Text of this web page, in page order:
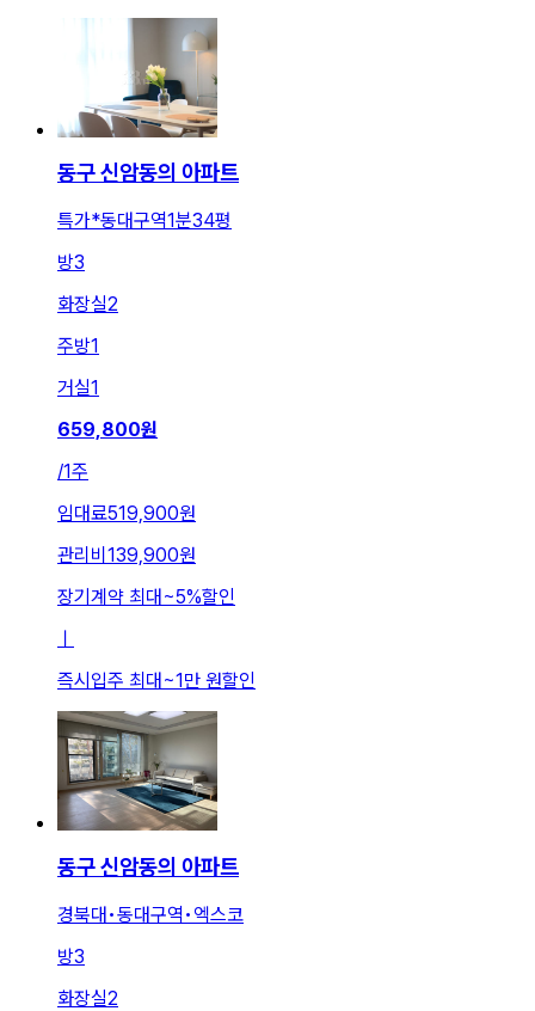
동구 신암동의 아파트
특가*동대구역1분34평
방3
화장실2
주방1
거실1
659,800원
/1주
임대료519,900원
관리비 139,900원
장기계약 최대 ~5%할인
즉시입주 최대 ~1만 원할인
동구 신암동의 아파트
경북대•동대구역•엑스코
방3
화장실2